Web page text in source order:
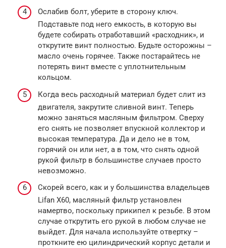
Ослабив болт, уберите в сторону ключ.
Подставьте под него емкость, в которую вы
будете собирать отработавший «расходник», и
открутите винт полностью. Будьте осторожны –
масло очень горячее. Также постарайтесь не
потерять винт вместе с уплотнительным
кольцом.
Когда весь расходный материал будет слит из
двигателя, закрутите сливной винт. Теперь
можно заняться масляным фильтром. Сверху
его снять не позволяет впускной коллектор и
высокая температура. Да и дело не в том,
горячий он или нет, а в том, что снять одной
рукой фильтр в большинстве случаев просто
невозможно.
Скорей всего, как и у большинства владельцев
Lifan X60, масляный фильтр установлен
намертво, поскольку прикипел к резьбе. В этом
случае открутить его рукой в любом случае не
выйдет. Для начала используйте отвертку –
проткните ею цилиндрический корпус детали и